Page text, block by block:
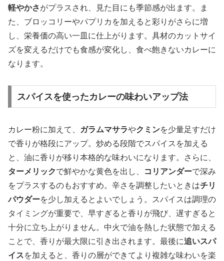
軽やかさがプラスされ、見た目にも季節感が出ます。ま
た、ブロッコリーやパプリカを加えると彩りがさらに増
し、栄養価の高い一皿に仕上がります。具材のカットサイ
ズを変えるだけでも食感が変化し、食べ飽きないカレーに
なります。
スパイスを使ったカレーの味わいアップ法
カレー粉に加えて、 ガラムマサラやクミンを少量足すだけ
で香りが格段にアップ。炒める段階でスパイスを加える
と、油に香りが移り本格的な味わいになります。さらに、
ターメリックで鮮やかな黄色を出し、 コリアンダーで深み
をプラスするのもおすすめ。辛さを調整したいときはチリ
パウダーを少し加えるとよいでしょう。スパイスは調理の
タイミングが重要で、早すぎると香りが飛び、遅すぎると
十分に立ち上がりません。中火で油を熱した状態で加える
ことで、香りが最大限に引き出されます。最後に追いスパ
イスを加えると、香りの層ができてより複雑な味わいを楽